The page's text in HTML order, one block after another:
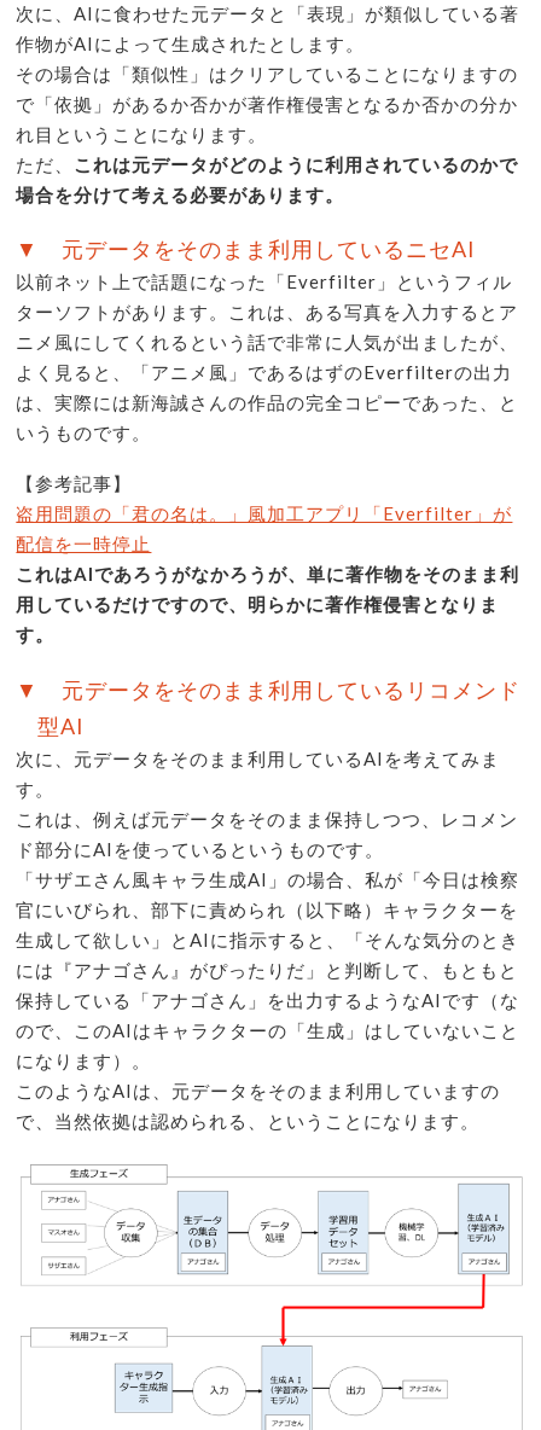
次に、AIに食わせた元データと「表現」が類似している著
作物がAIによって生成されたとします。
その場合は「類似性」はクリアしていることになりますの
で「依拠」があるか否かが著作権侵害となるか否かの分か
れ目ということになります。
ただ、 これは元データがどのように利用されているのかで
場合を分けて考える必要があります。
▼ 元データをそのまま利用しているニセAI
以前ネット上で話題になった「Everfilter」というフィル
ターソフトがあります。これは、ある写真を入力するとア
ニメ風にしてくれるという話で非常に人気が出ましたが、
よく見ると、「アニメ風」であるはずのEverfilterの出力
は、実際には新海誠さんの作品の完全コピーであった、と
いうものです。
【参考記事】
盗用問題の「君の名は。」風加工アプリ「Everfilter」が
配信を一時停止
これはAIであろうがなかろうが、単に著作物をそのまま利
用しているだけですので、明らかに著作権侵害となりま
す。
▼ 元データをそのまま利用しているリコメンド
型AI
次に、元データをそのまま利用しているAIを考えてみま
す。
これは、例えば元データをそのまま保持しつつ、レコメン
ド部分にAIを使っているというものです。
「サザエさん風キャラ生成AI」の場合、私が「今日は検察
官にいびられ、部下に責められ（以下略）キャラクターを
生成して欲しい」とAIに指示すると、「そんな気分のとき
には『アナゴさん』がぴったりだ」と判断して、もともと
保持している「アナゴさん」を出力するようなAIです（な
ので、このAIはキャラクターの「生成」はしていないこと
になります）。
このようなAIは、元データをそのまま利用していますの
で、当然依拠は認められる、ということになります。